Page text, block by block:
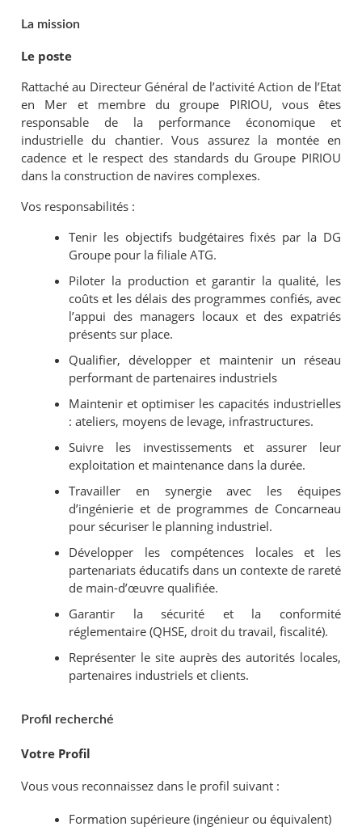
La mission
Le poste
Rattaché au Directeur Général de l’activité Action de l’Etat
en Mer et membre du groupe PIRIOU, vous êtes
responsable de la performance économique et
industrielle du chantier. Vous assurez la montée en
cadence et le respect des standards du Groupe PIRIOU
dans la construction de navires complexes.
Vos responsabilités :
Tenir les objectifs budgétaires fixés par la DG
Groupe pour la filiale ATG.
Piloter la production et garantir la qualité, les
coûts et les délais des programmes confiés, avec
l’appui des managers locaux et des expatriés
présents sur place.
Qualifier, développer et maintenir un réseau
performant de partenaires industriels
Maintenir et optimiser les capacités industrielles
: ateliers, moyens de levage, infrastructures.
Suivre les investissements et assurer leur
exploitation et maintenance dans la durée.
Travailler en synergie avec les équipes
d’ingénierie et de programmes de Concarneau
pour sécuriser le planning industriel.
Développer les compétences locales et les
partenariats éducatifs dans un contexte de rareté
de main-d’œuvre qualifiée.
Garantir la sécurité et la conformité
réglementaire (QHSE, droit du travail, fiscalité).
Représenter le site auprès des autorités locales,
partenaires industriels et clients.
Profil recherché
Votre Profil
Vous vous reconnaissez dans le profil suivant :
Formation supérieure (ingénieur ou équivalent)